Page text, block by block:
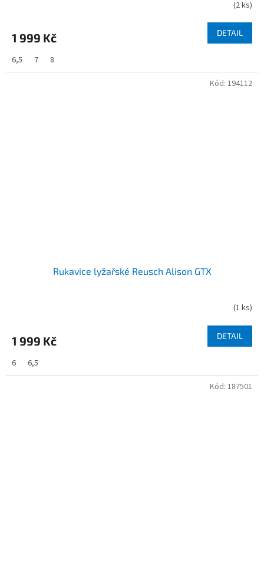
(2 ks)
1 999 Kč DETAIL
6,5 7 8
Rukavice lyžařské Reusch Alison GTX
(1 ks)
1 999 Kč DETAIL
6 6,5
Kód: 194112
Kód: 187501